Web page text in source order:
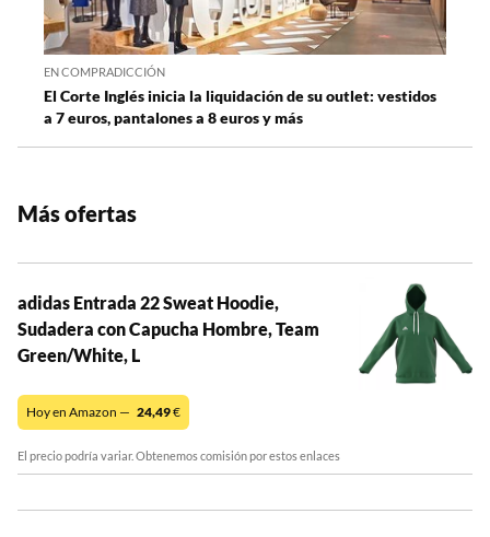
EN COMPRADICCIÓN
El Corte Inglés inicia la liquidación de su outlet: vestidos
a 7 euros, pantalones a 8 euros y más
Más ofertas
adidas Entrada 22 Sweat Hoodie,
Sudadera con Capucha Hombre, Team
Green/White, L
Hoy en Amazon — 24,49€
El precio podría variar. Obtenemos comisión por estos enlaces